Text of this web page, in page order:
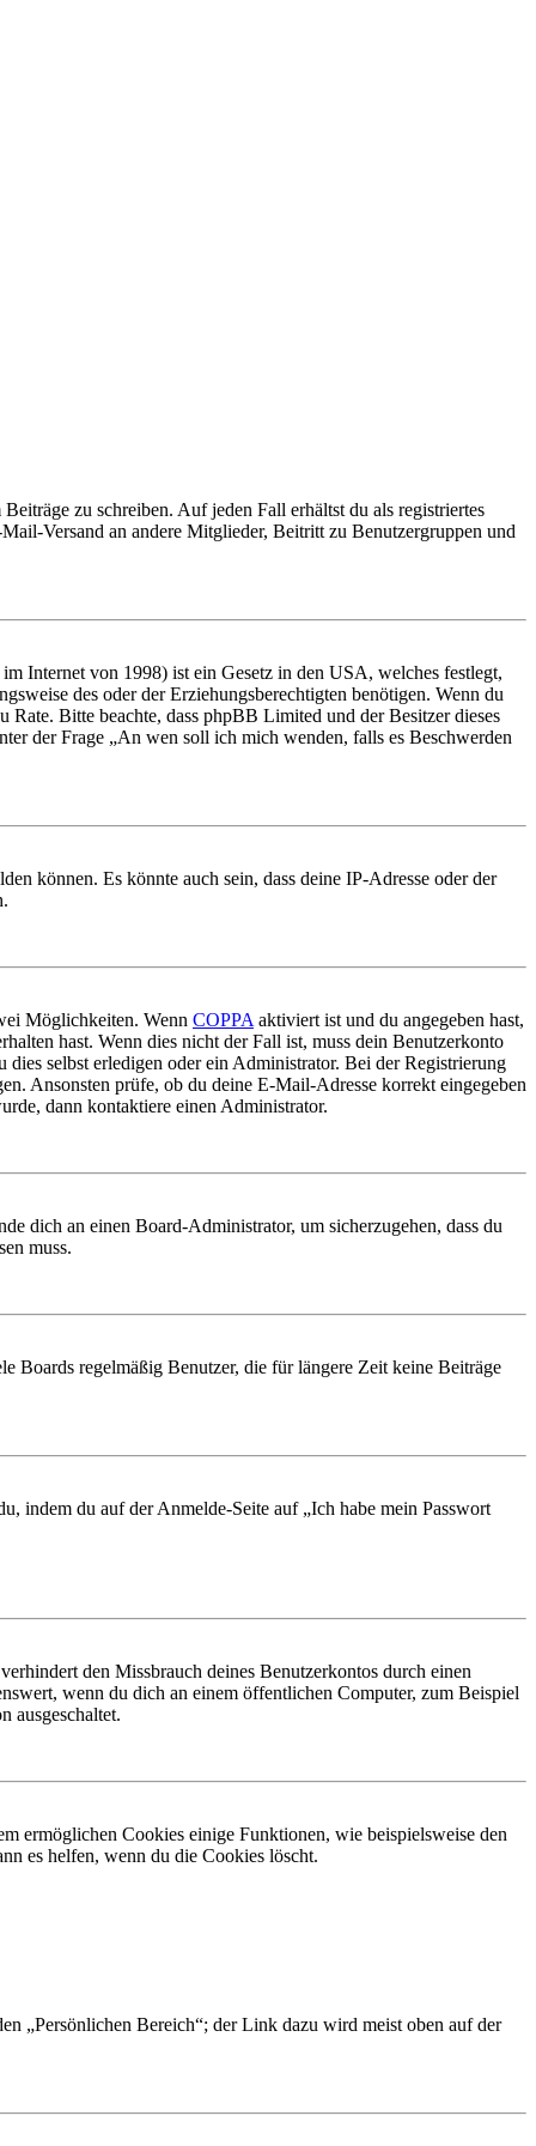
zu schreiben. Auf jeden Fall erhältst du als registriertes
Versand an andere Mitglieder, Beitritt zu Benutzergruppen und
Internet von 1998) ist ein Gesetz in den USA, welches festlegt,
des oder der Erziehungsberechtigten benötigen. Wenn du
Bitte beachte, dass phpBB Limited und der Besitzer dieses
der Frage „An wen soll ich mich wenden, falls es Beschwerden
können. Es könnte auch sein, dass deine IP-Adresse oder der
Möglichkeiten. Wenn COPPA aktiviert ist und du angegeben hast,
hast. Wenn dies nicht der Fall ist, muss dein Benutzerkonto
selbst erledigen oder ein Administrator. Bei der Registrierung
Ansonsten prüfe, ob du deine E-Mail-Adresse korrekt eingegeben
dann kontaktiere einen Administrator.
dich an einen Board-Administrator, um sicherzugehen, dass du
muss.
Boards regelmäßig Benutzer, die für längere Zeit keine Beiträge
indem du auf der Anmelde-Seite auf „Ich habe mein Passwort
den Missbrauch deines Benutzerkontos durch einen
wenn du dich an einem öffentlichen Computer, zum Beispiel
ausgeschaltet.
ermöglichen Cookies einige Funktionen, wie beispielsweise den
es helfen, wenn du die Cookies löscht.
„Persönlichen Bereich“; der Link dazu wird meist oben auf der